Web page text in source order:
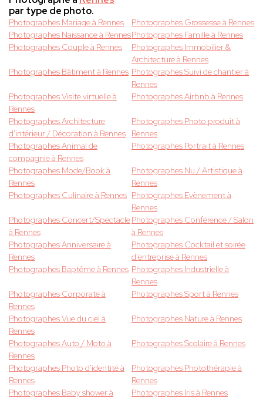
par type de photo.
Photographes Mariage à Rennes
Photographes Grossesse à Rennes
Photographes Naissance à RennesPhotographes Famille à Rennes
Photographes Couple à Rennes
Photographes Immobilier &
Architecture à Rennes
Photographes Bâtiment à Rennes Photographes Suivi de chantier à
Rennes
Photographes Visite virtuelle à
Rennes
Photographes Airbnb à Rennes
Photographes Architecture
d'intérieur / Décoration à Rennes
Photographes Photo produit à
Rennes
Photographes Animal de
compagnie à Rennes
Photographes Portrait à Rennes
Photographes Mode/Book à
Rennes
Photographes Nu / Artistique à
Rennes
Photographes Culinaire à Rennes Photographes Evènement à
Rennes
Photographes Concert/Spectacle
à Rennes
Photographes Conférence / Salon
à Rennes
Photographes Anniversaire à
Rennes
Photographes Cocktail et soirée
d'entreprise à Rennes
Photographes Baptême à Rennes Photographes Industrielle à
Rennes
Photographes Corporate à
Rennes
Photographes Sport à Rennes
Photographes Vue du ciel à
Rennes
Photographes Nature à Rennes
Photographes Auto / Moto à
Rennes
Photographes Scolaire à Rennes
Photographes Photo d'identité à
Rennes
Photographes Photothérapie à
Rennes
Photographes Baby shower à
Photographes Iris à Rennes